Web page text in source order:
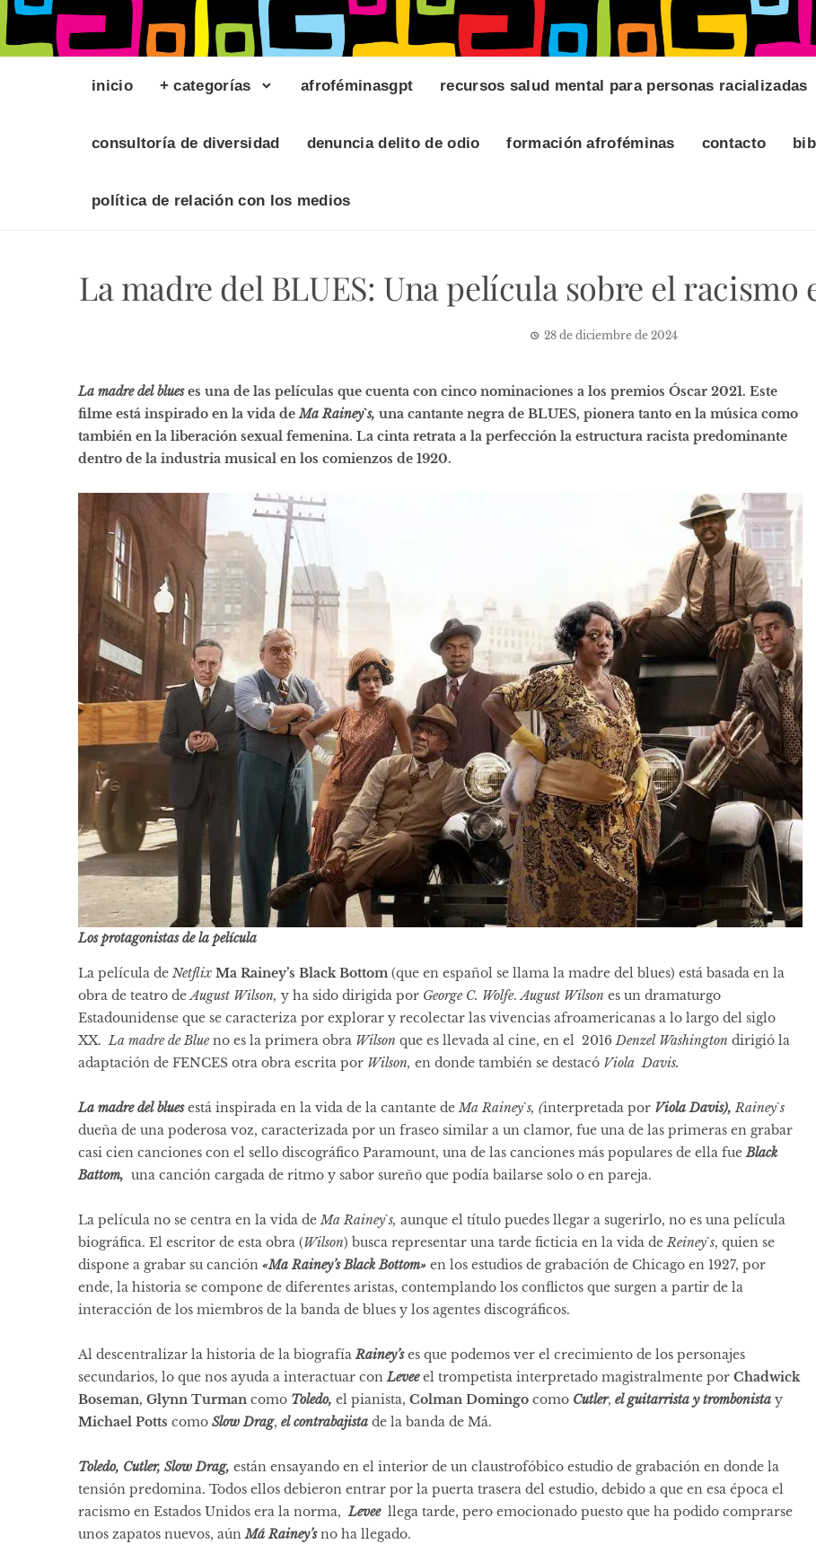
inicio + categorías afroféminasgpt recursos salud mental para personas racializadas
consultoría de diversidad denuncia delito de odio formación afroféminas contacto
política de relación con los medios
La madre del BLUES: Una película sobre el
28 de diciembre de 2024
La madre del blueses una de las películas que cuenta con cinco nominaciones a los premios Óscar 2021. Este
filme está inspirado en la vida deMa Rainey`s, una cantante negra de BLUES, pionera tanto en la música como
también en la liberación sexual femenina. La cinta retrata a la perfección la estructura racista predominante
dentro de la industria musical en los comienzos de 1920.
Los protagonistas de la película
La película de Netflix Ma Rainey’s Black Bottom(que en español se llama la madre del blues) está basada en la
obra de teatro deAugust Wilson, y ha sido dirigida por George C. Wolfe.August Wilson es un dramaturgo
Estadounidense que se caracteriza por explorar y recolectar las vivencias afroamericanas a lo largo del siglo
XX.La madre de Blueno es la primera obra Wilson que es llevada al cine, en el 2016Denzel Washington dirigió la
adaptación de FENCES otra obra escrita por Wilson, en donde también se destacó Viola Davis.
La madre del bluesestá inspirada en la vida de la cantante deMa Rainey`s, (interpretada por Viola Davis), Rainey`s
dueña de una poderosa voz, caracterizada por un fraseo similar a un clamor, fue una de las primeras en grabar
casi cien canciones con el sello discográfico Paramount, una de las canciones más populares de ella fueBlack
Battom, una canción cargada de ritmo y sabor sureño que podía bailarse solo o en pareja.
La película no se centra en la vida deMa Rainey`s, aunque el título puedes llegar a sugerirlo, no es una película
biográfica. El escritor de esta obra (Wilson) busca representar una tarde ficticia en la vida de Reiney`s, quien se
dispone a grabar su canción «Ma Rainey’s Black Bottom» en los estudios de grabación de Chicago en 1927, por
ende, la historia se compone de diferentes aristas, contemplando los conflictos que surgen a partir de la
interacción de los miembros de la banda de blues y los agentes discográficos.
Al descentralizar la historia de la biografíaRainey’ses que podemos ver el crecimiento de los personajes
secundarios, lo que nos ayuda a interactuar conLeveeel trompetista interpretado magistralmente por Chadwick
Boseman, Glynn Turman como Toledo, el pianista, Colman Domingo como Cutler, elguitarrista ytrombonista y
Michael Potts como Slow Drag, elcontrabajista de la banda de Má.
Toledo, Cutler, Slow Drag, están ensayando en el interior de un claustrofóbico estudio de grabación en donde la
tensión predomina. Todos ellos debieron entrar por la puerta trasera del estudio, debido a que en esa época el
racismo en Estados Unidos era la norma,Leveellega tarde, pero emocionado puesto que ha podido comprarse
unos zapatos nuevos, aúnMá Rainey’sno ha llegado.